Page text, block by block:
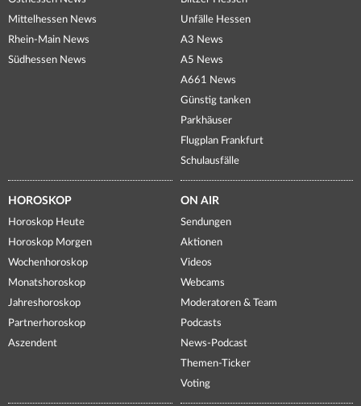
Mittelhessen News
Rhein-Main News
Südhessen News
Unfälle Hessen
A3 News
A5 News
A661 News
Günstig tanken
Parkhäuser
Flugplan Frankfurt
Schulausfälle
HOROSKOP
Horoskop Heute
Horoskop Morgen
Wochenhoroskop
Monatshoroskop
Jahreshoroskop
Partnerhoroskop
Aszendent
ON AIR
Sendungen
Aktionen
Videos
Webcams
Moderatoren & Team
Podcasts
News-Podcast
Themen-Ticker
Voting